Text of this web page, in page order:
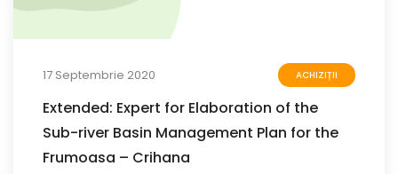
17 Septembrie 2020 ACHIZIȚII
Extended: Expert for Elaboration of the
Sub-river Basin Management Plan for the
Frumoasa – Crihana